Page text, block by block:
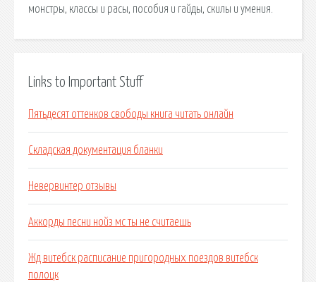
монстры, классы и расы, пособия и гайды, скилы и умения.
Links to Important Stuff
Пятьдесят оттенков свободы книга читать онлайн
Складская документация бланки
Невервинтер отзывы
Аккорды песни нойз мс ты не считаешь
Жд витебск расписание пригородных поездов витебск
полоцк